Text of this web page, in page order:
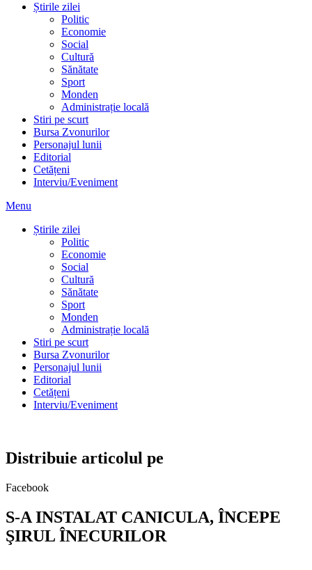
Știrile zilei
Politic
Economie
Social
Cultură
Sănătate
Sport
Monden
Administrație locală
Stiri pe scurt
Bursa Zvonurilor
Personajul lunii
Editorial
Cetățeni
Interviu/Eveniment
Menu
Știrile zilei
Politic
Economie
Social
Cultură
Sănătate
Sport
Monden
Administrație locală
Stiri pe scurt
Bursa Zvonurilor
Personajul lunii
Editorial
Cetățeni
Interviu/Eveniment
Distribuie articolul pe
Facebook
S-A INSTALAT CANICULA, ÎNCEPE
ŞIRUL ÎNECURILOR